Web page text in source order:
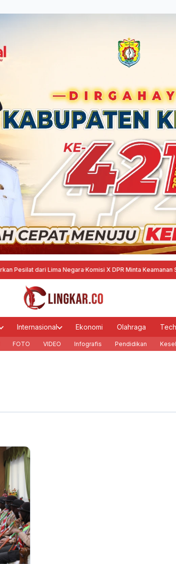
dari Lima Negara·Komisi X DPR Minta Keamanan
Internasional Ekonomi Olahraga Tech
FOTO VIDEO Infografis Pendidikan